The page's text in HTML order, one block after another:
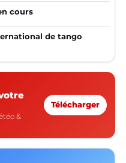
cours
de tango
&
Télécharger